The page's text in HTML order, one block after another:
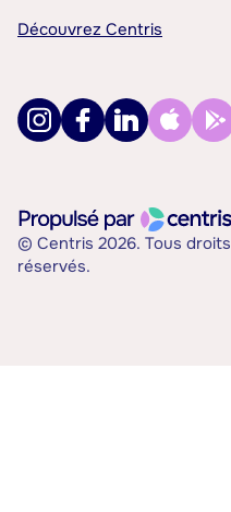
Découvrez Centris
© Centris 2026. Tous droits
réservés.